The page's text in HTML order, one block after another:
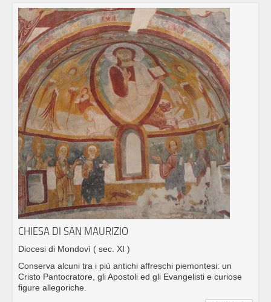
CHIESA DI SAN MAURIZIO
Diocesi di Mondovì ( sec. XI )
Conserva alcuni tra i più antichi affreschi piemontesi: un
Cristo Pantocratore, gli Apostoli ed gli Evangelisti e curiose
figure allegoriche.